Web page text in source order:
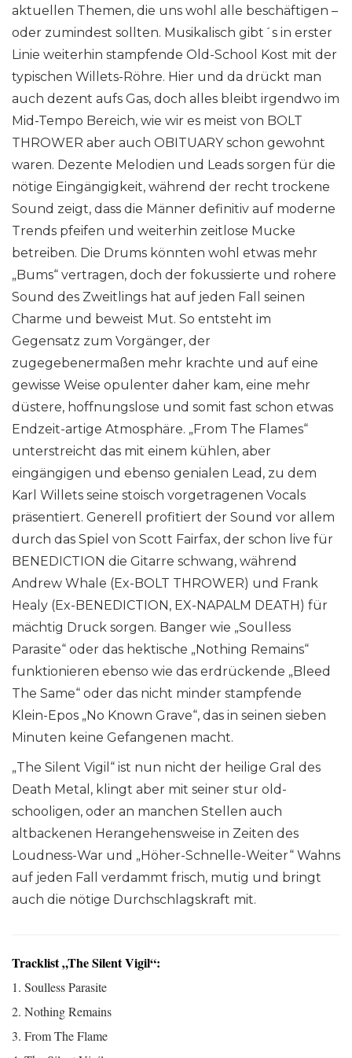
aktuellen Themen, die uns wohl alle beschäftigen –
oder zumindest sollten. Musikalisch gibt´s in erster
Linie weiterhin stampfende Old-School Kost mit der
typischen Willets-Röhre. Hier und da drückt man
auch dezent aufs Gas, doch alles bleibt irgendwo im
Mid-Tempo Bereich, wie wir es meist von BOLT
THROWER aber auch OBITUARY schon gewohnt
waren. Dezente Melodien und Leads sorgen für die
nötige Eingängigkeit, während der recht trockene
Sound zeigt, dass die Männer definitiv auf moderne
Trends pfeifen und weiterhin zeitlose Mucke
betreiben. Die Drums könnten wohl etwas mehr
„Bums“ vertragen, doch der fokussierte und rohere
Sound des Zweitlings hat auf jeden Fall seinen
Charme und beweist Mut. So entsteht im
Gegensatz zum Vorgänger, der
zugegebenermaßen mehr krachte und auf eine
gewisse Weise opulenter daher kam, eine mehr
düstere, hoffnungslose und somit fast schon etwas
Endzeit-artige Atmosphäre. „From The Flames“
unterstreicht das mit einem kühlen, aber
eingängigen und ebenso genialen Lead, zu dem
Karl Willets seine stoisch vorgetragenen Vocals
präsentiert. Generell profitiert der Sound vor allem
durch das Spiel von Scott Fairfax, der schon live für
BENEDICTION die Gitarre schwang, während
Andrew Whale (Ex-BOLT THROWER) und Frank
Healy (Ex-BENEDICTION, EX-NAPALM DEATH) für
mächtig Druck sorgen. Banger wie „Soulless
Parasite“ oder das hektische „Nothing Remains“
funktionieren ebenso wie das erdrückende „Bleed
The Same“ oder das nicht minder stampfende
Klein-Epos „No Known Grave“, das in seinen sieben
Minuten keine Gefangenen macht.
„The Silent Vigil“ ist nun nicht der heilige Gral des
Death Metal, klingt aber mit seiner stur old-
schooligen, oder an manchen Stellen auch
altbackenen Herangehensweise in Zeiten des
Loudness-War und „Höher-Schnelle-Weiter“ Wahns
auf jeden Fall verdammt frisch, mutig und bringt
auch die nötige Durchschlagskraft mit.
Tracklist „The Silent Vigil“:
1. Soulless Parasite
2. Nothing Remains
3. From The Flame